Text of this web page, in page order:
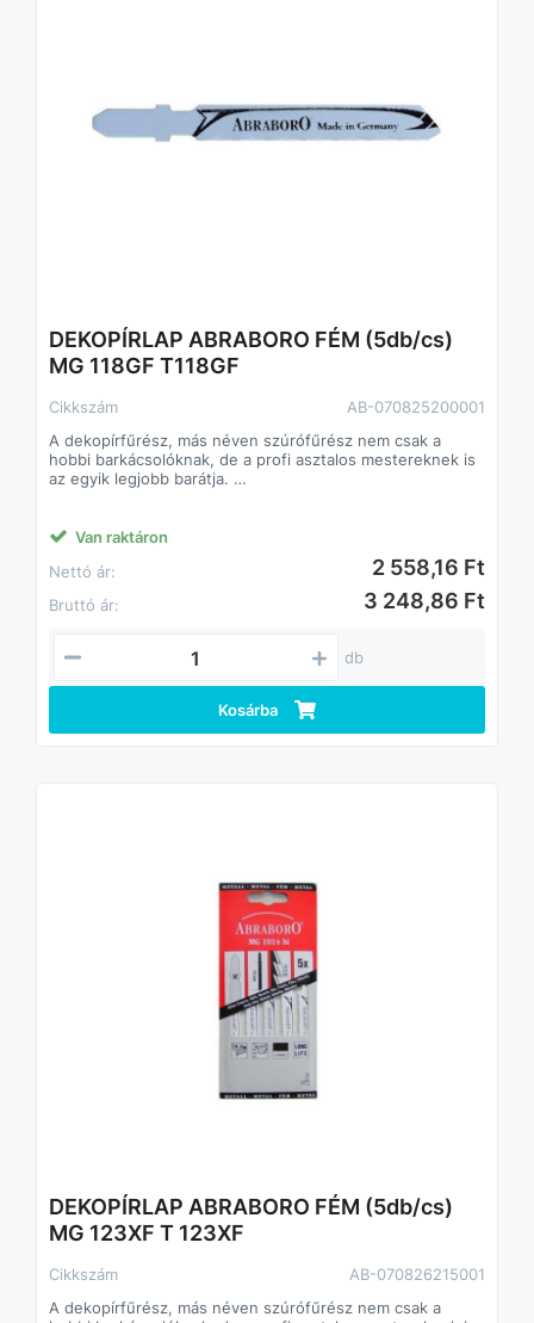
DEKOPÍRLAP ABRABORO FÉM (5db/cs)
MG 118GF T118GF
Cikkszám
AB-070825200001
A dekopírfűrész, más néven szúrófűrész nem csak a
hobbi barkácsolóknak, de a profi asztalos mestereknek is
az egyik legjobb barátja.
profilok,nemvas fémek, üveg,acéllemez alumínium,
műanyag,gumi,bőr,inox, rozsdamentes, saválló
acél,szendvics anyagok
Van raktáron
Nettó ár:
2 558,16 Ft
Bruttó ár: 3 248,86 Ft
db
Kosárba
DEKOPÍRLAP ABRABORO FÉM (5db/cs)
MG 123XF T 123XF
Cikkszám
AB-070826215001
A dekopírfűrész, más néven szúrófűrész nem csak a